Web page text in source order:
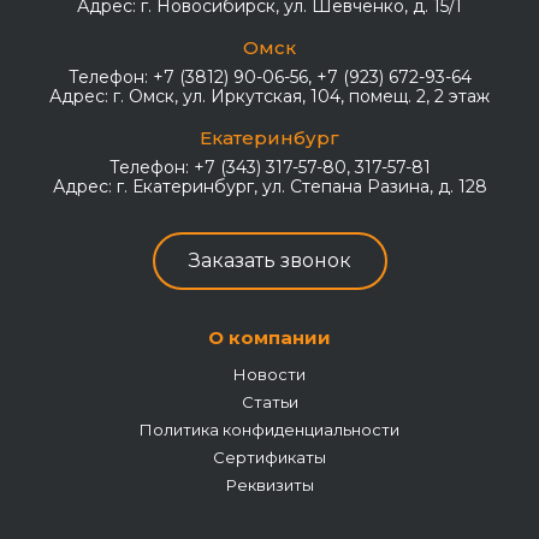
Расширьте творческие
Теперь у вас еще больше возможностей для
творчества. Не бойтесь нарушать границы и
создавать что-то новое! Съемка в формате 4К со
скоростью 60 кадров в секунду, надежный
Адрес: г. Новосибирск, ул. Шевченко, д. 15/1
Омск
Телефон: +7 (3812) 90-06-56, +7 (923) 672-93-64
Адрес: г. Омск, ул. Иркутская, 104, помещ. 2, 2 этаж
Екатеринбург
Телефон: +7 (343) 317-57-80, 317-57-81
Адрес: г. Екатеринбург, ул. Степана Разина, д. 128
Заказать звонок
О компании
Новости
Статьи
Политика конфиденциальности
Сертификаты
Реквизиты